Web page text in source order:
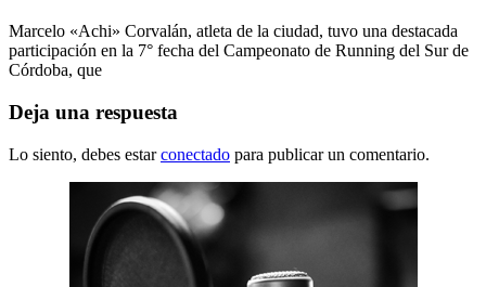
Marcelo «Achi» Corvalán, atleta de la ciudad, tuvo una destacada
participación en la 7° fecha del Campeonato de Running del Sur de
Córdoba, que
Deja una respuesta
Lo siento, debes estarconectado para publicar un comentario.